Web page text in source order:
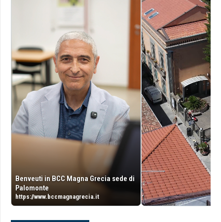
Benveuti in BCC Magna Grecia sede di
Palomonte
https://www.bccmagnagrecia.it